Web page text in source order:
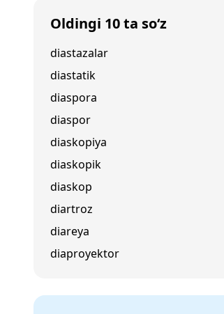
Oldingi 10 ta so‘z
diastazalar
diastatik
diaspora
diaspor
diaskopiya
diaskopik
diaskop
diartroz
diareya
diaproyektor